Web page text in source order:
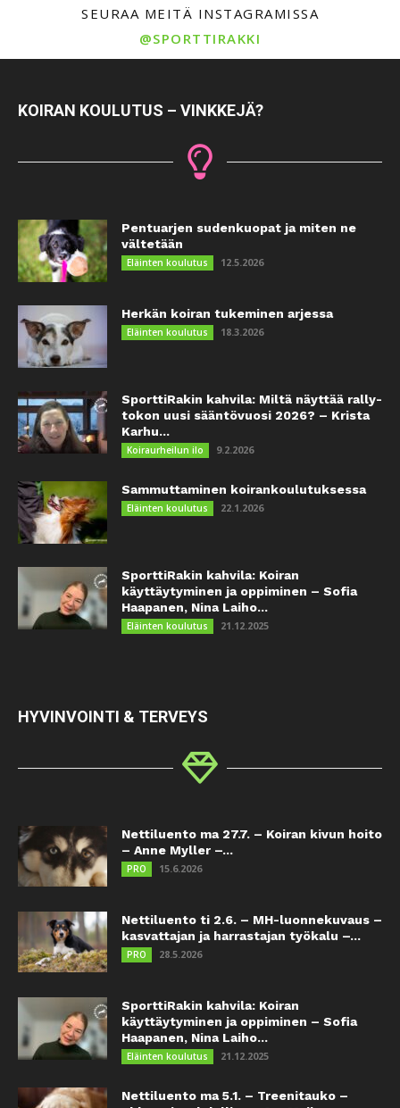
SEURAA MEITÄ INSTAGRAMISSA
@SPORTTIRAKKI
KOIRAN KOULUTUS – VINKKEJÄ?
Pentuarjen sudenkuopat ja miten ne
vältetään
Eläinten koulutus 12.5.2026
Herkän koiran tukeminen arjessa
Eläinten koulutus 18.3.2026
SporttiRakin kahvila: Miltä näyttää rally-
tokon uusi sääntövuosi 2026? – Krista
Karhu...
Koiraurheilun ilo 9.2.2026
Sammuttaminen koirankoulutuksessa
Eläinten koulutus 22.1.2026
SporttiRakin kahvila: Koiran
käyttäytyminen ja oppiminen – Sofia
Haapanen, Nina Laiho...
Eläinten koulutus 21.12.2025
HYVINVOINTI & TERVEYS
Nettiluento ma 27.7. – Koiran kivun hoito
– Anne Myller –...
PRO 15.6.2026
Nettiluento ti 2.6. – MH-luonnekuvaus –
kasvattajan ja harrastajan työkalu –...
PRO 28.5.2026
SporttiRakin kahvila: Koiran
käyttäytyminen ja oppiminen – Sofia
Haapanen, Nina Laiho...
Eläinten koulutus 21.12.2025
Nettiluento ma 5.1. – Treenitauko –